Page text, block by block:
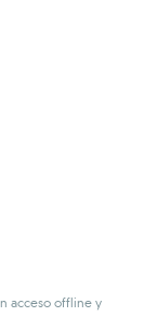
acceso offline y